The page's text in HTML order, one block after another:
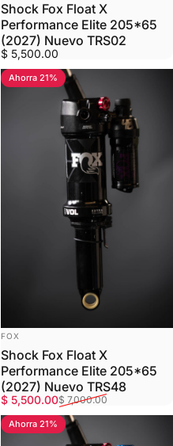
Shock Fox Float X
Performance Elite 205*65
(2027) Nuevo TRS02
$ 5,500.00
Ahorra 21%
MARCA:
FOX
Shock Fox Float X
Performance Elite 205*65
(2027) Nuevo TRS48
Precio de oferta
$ 5,500.00
Precio habitual
$ 7,000.00
Ahorra 21%